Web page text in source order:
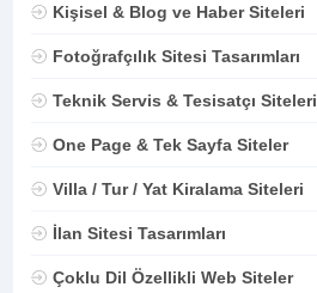
Kişisel & Blog ve Haber Siteleri
Fotoğrafçılık Sitesi Tasarımları
Teknik Servis & Tesisatçı Siteleri
One Page & Tek Sayfa Siteler
Villa / Tur / Yat Kiralama Siteleri
İlan Sitesi Tasarımları
Çoklu Dil Özellikli Web Siteler